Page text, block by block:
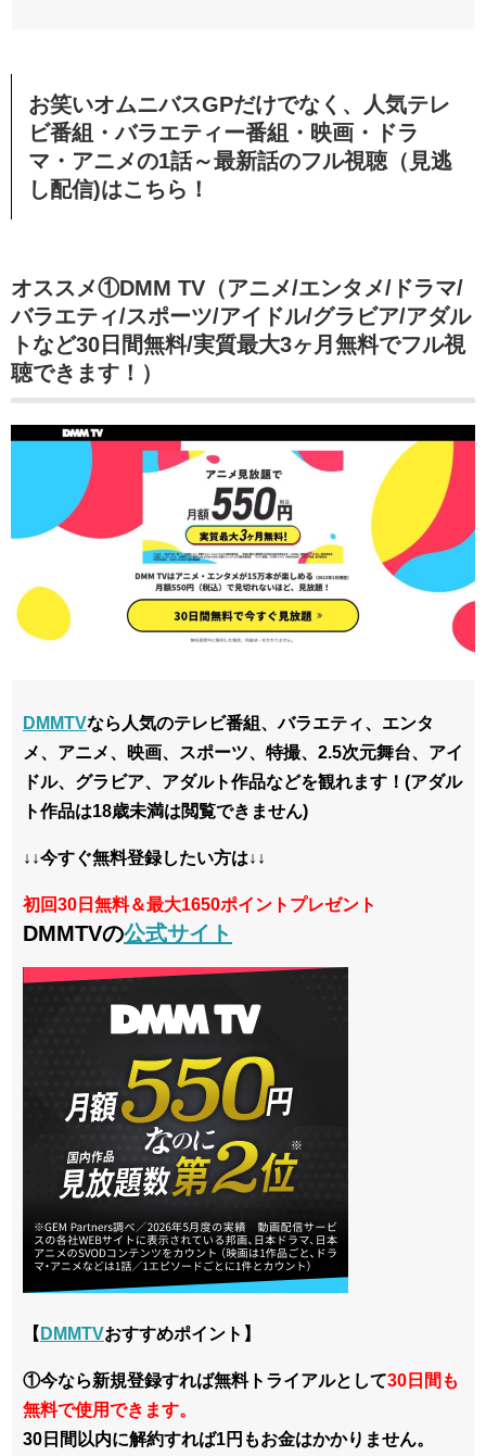
お笑いオムニバスGPだけでなく、
人気テレ
ビ番組・バラエティー番組・映画・ドラ
マ・アニメの1話～最新話のフル視聴（見逃
し配信)はこちら！
オススメ①DMM TV（アニメ/エンタメ/ドラマ/
バラエティ/スポーツ/アイドル/グラビア/アダル
トなど30日間無料/実質最大3ヶ月無料でフル視
聴できます！）
DMMTVなら 人気のテレビ番組、バラエティ、エンタ
メ、アニメ、映画、スポーツ、特撮、2.5次元舞台、アイ
ドル、グラビア、アダルト作品などを観れます！(アダル
ト作品は18歳未満は閲覧できません)
↓↓今すぐ無料登録したい方は↓↓
初回30日無料＆最大1650ポイントプレゼント
DMMTVの公式サイト
【 DMMTVおすすめポイント】
①今なら新規登録すれば無料トライアルとして30日間も
無料で使用できます。
30日間以内に解約すれば1円もお金はかかりません。